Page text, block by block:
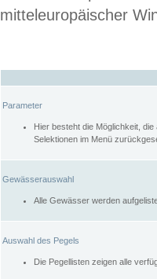
mitteleuropäischer
Parameter
Hier besteht die Möglichkeit,
Selektionen im Menü
Gewässerauswahl
Alle Gewässer werden
Auswahl des Pegels
Die Pegellisten zeigen alle